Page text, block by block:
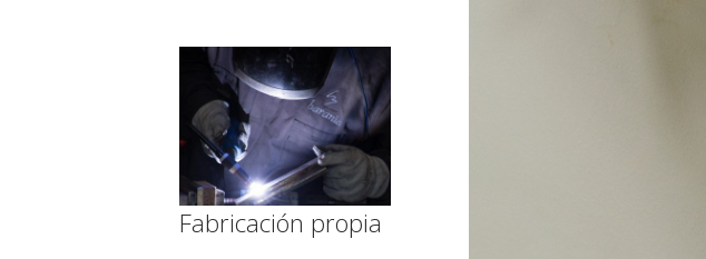
Fabricación propia